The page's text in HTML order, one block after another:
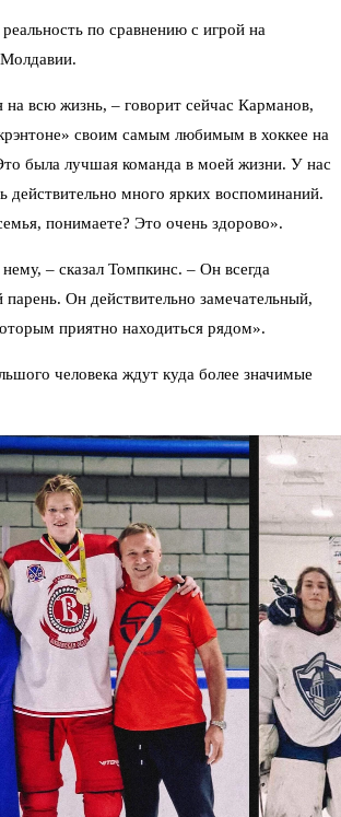
по сравнению с игрой на
всю жизнь, – говорит сейчас Карманов,
своим самым любимым в хоккее на
была лучшая команда в моей жизни. У нас
действительно много ярких воспоминаний.
понимаете? Это очень здорово».
– сказал Томпкинс. – Он всегда
парень. Он действительно замечательный,
приятно находиться рядом».
человека ждут куда более значимые